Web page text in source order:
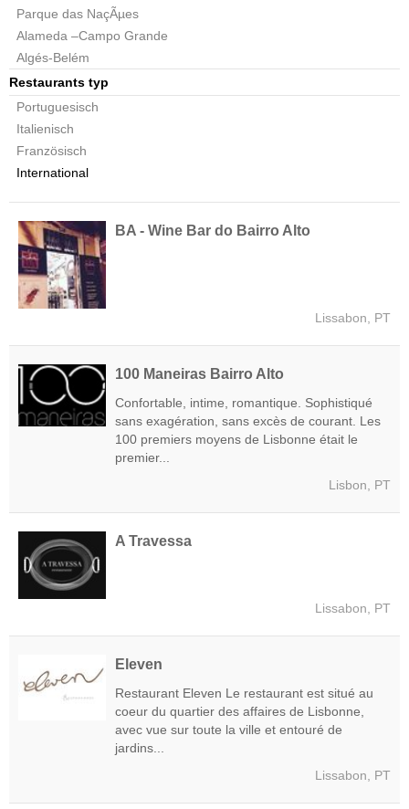
Parque das NaçÃµes
Alameda –Campo Grande
Algés-Belém
Restaurants typ
Portuguesisch
Italienisch
Französisch
International
BA - Wine Bar do Bairro Alto
Lissabon, PT
100 Maneiras Bairro Alto
Confortable, intime, romantique. Sophistiqué
sans exagération, sans excès de courant. Les
100 premiers moyens de Lisbonne était le
premier...
Lisbon, PT
A Travessa
Lissabon, PT
Eleven
Restaurant Eleven Le restaurant est situé au
coeur du quartier des affaires de Lisbonne,
avec vue sur toute la ville et entouré de
jardins...
Lissabon, PT